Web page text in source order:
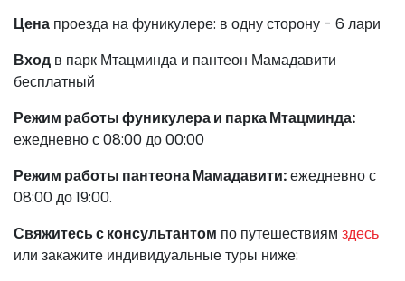
Цена проезда на фуникулере: в одну сторону - 6 лари
Вход в парк Мтацминда и пантеон Мамадавити
бесплатный
Режим работы фуникулера и парка Мтацминда:
ежедневно с 08:00 до 00:00
Режим работы пантеона Мамадавити:ежедневно с
08:00 до 19:00.
Свяжитесь с консультантом по путешествиям здесь
или закажите индивидуальные туры ниже: